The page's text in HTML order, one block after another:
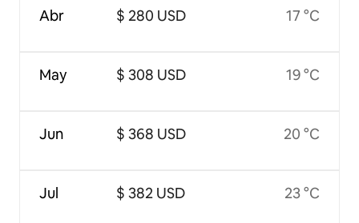
Abr
May
Jun
Jul
$ 280 USD
$ 308 USD
$ 368 USD
$ 382 USD
17 °C
19 °C
20 °C
23 °C